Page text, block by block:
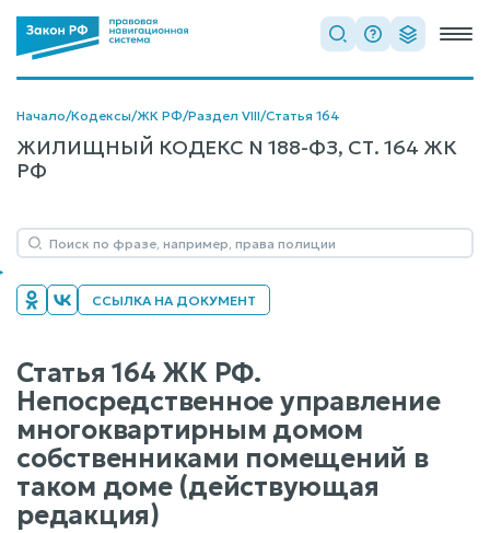
Начало/Кодексы/ЖК РФ/Раздел VIII/Статья 164
ЖИЛИЩНЫЙ КОДЕКС N 188-ФЗ, СТ. 164 ЖК
РФ
ССЫЛКА НА ДОКУМЕНТ
Статья 164 ЖК РФ.
Непосредственное управление
многоквартирным домом
собственниками помещений в
таком доме (действующая
редакция)